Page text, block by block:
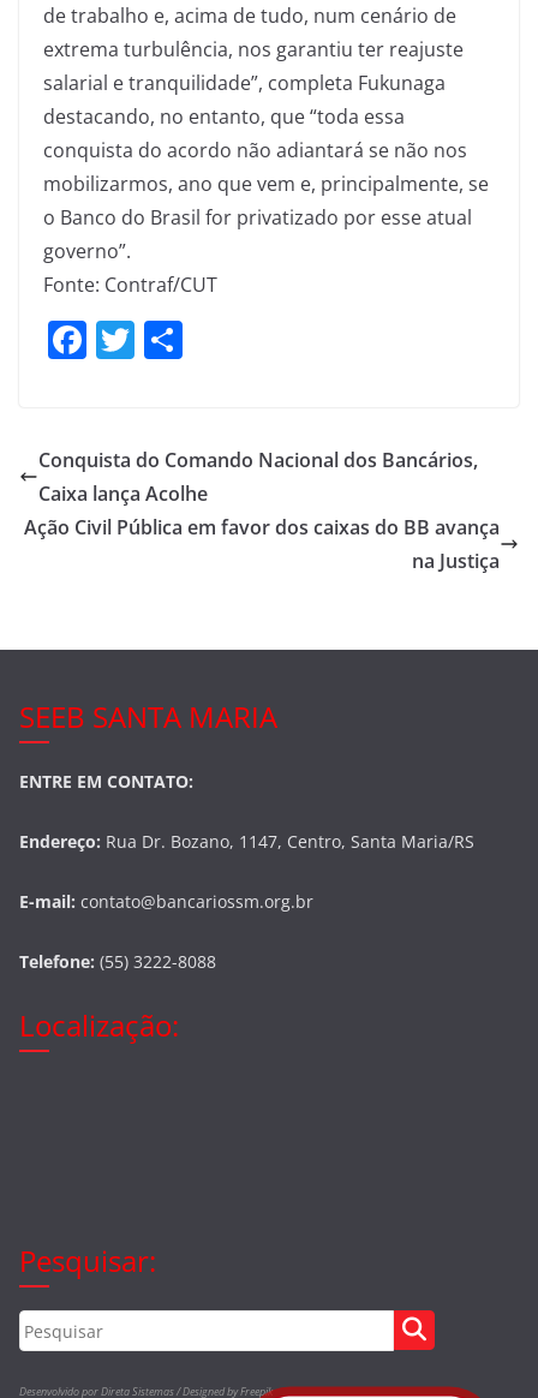
de trabalho e, acima de tudo, num cenário de
extrema turbulência, nos garantiu ter reajuste
salarial e tranquilidade”, completa Fukunaga
destacando, no entanto, que “toda essa
conquista do acordo não adiantará se não nos
mobilizarmos, ano que vem e, principalmente, se
o Banco do Brasil for privatizado por esse atual
governo”.
Fonte: Contraf/CUT
F
e
b
o
T
er e
Conquista do Comando Nacional dos Bancários,
Caixa lança Acolhe
Ação Civil Pública em favor dos caixas do BB avança
na Justiça
SEEB SANTA MARIA
ENTRE EM CONTATO:
Endereço: Rua Dr. Bozano, 1147, Centro, Santa Maria/RS
E-mail: contato@bancariossm.org.br
Telefone: (55) 3222-8088
Localização:
Pesquisar:
Desenvolvido por Direta Sistemas /Designed by Freepik